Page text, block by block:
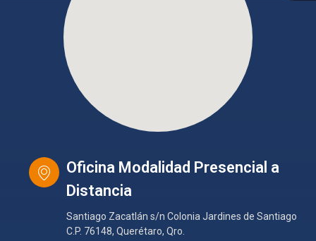
Oficina Modalidad Presencial a
Distancia
Santiago Zacatlán s/n Colonia Jardines de Santiago
C.P. 76148, Querétaro, Qro.